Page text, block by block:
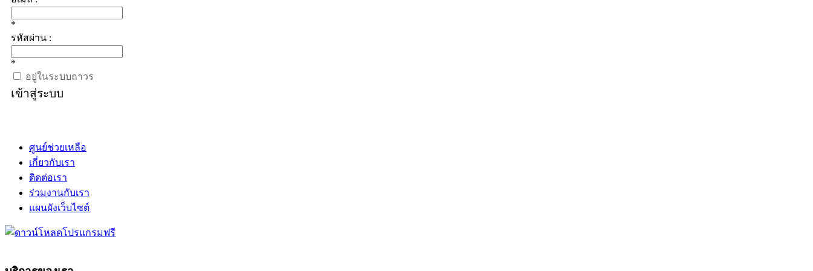
*
รหัสผ่าน :
*
อยู่ในระบบถาวร
เข้าสู่ระบบ
ศูนย์ช่วยเหลือ
เกี่ยวกับเรา
ติดต่อเรา
ร่วมงานกับเรา
แผนผังเว็บไซต์